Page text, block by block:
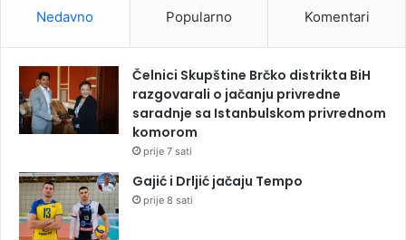
Nedavno Popularno Komentari
Čelnici Skupštine Brčko distrikta BiH
razgovarali o jačanju privredne
saradnje sa Istanbulskom privrednom
komorom
prije 7 sati
Gajić i Drljić jačaju Tempo
prije 8 sati